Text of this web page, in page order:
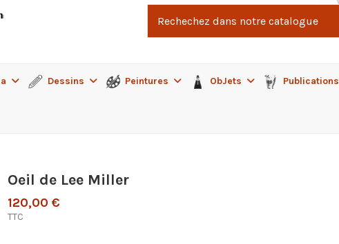
Dessins Peintures ObJets Publications
Oeil de Lee Miller
120,00 €
TTC